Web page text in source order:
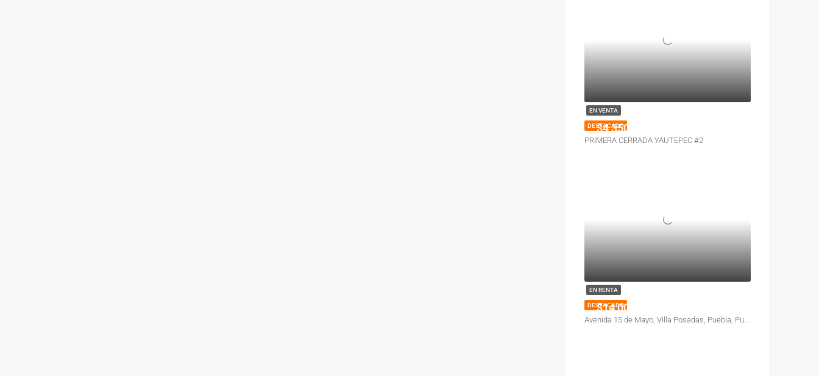
EN VENTA
DESTACADO
$4,350,000
PRIMERA CERRADA YAUTEPEC #2
EN RENTA
DESTACADO
$14,000